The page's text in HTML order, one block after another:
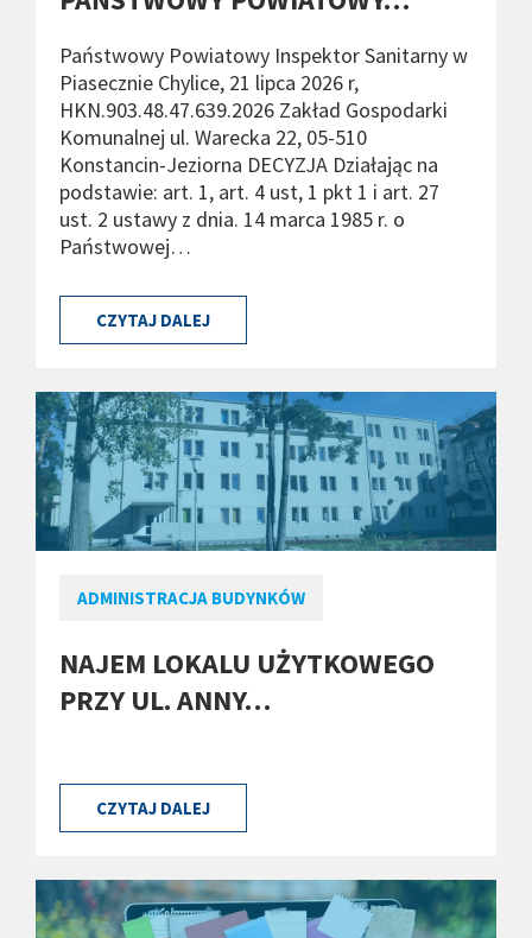
Państwowy Powiatowy Inspektor Sanitarny w
Piasecznie Chylice, 21 lipca 2026 r,
HKN.903.48.47.639.2026 Zakład Gospodarki
Komunalnej ul. Warecka 22, 05-510
Konstancin-Jeziorna DECYZJA Działając na
podstawie: art. 1, art. 4 ust, 1 pkt 1 i art. 27
ust. 2 ustawy z dnia. 14 marca 1985 r. o
Państwowej…
CZYTAJ DALEJ
ADMINISTRACJA BUDYNKÓW
NAJEM LOKALU UŻYTKOWEGO
PRZY UL. ANNY…
CZYTAJ DALEJ